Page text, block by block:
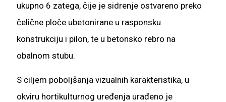
ukupno 6 zatega, čije je sidrenje ostvareno preko
čelične ploče ubetonirane u rasponsku
konstrukciju i pilon, te u betonsko rebro na
obalnom stubu.
S ciljem poboljšanja vizualnih karakteristika, u
okviru hortikulturnog uređenja urađeno je